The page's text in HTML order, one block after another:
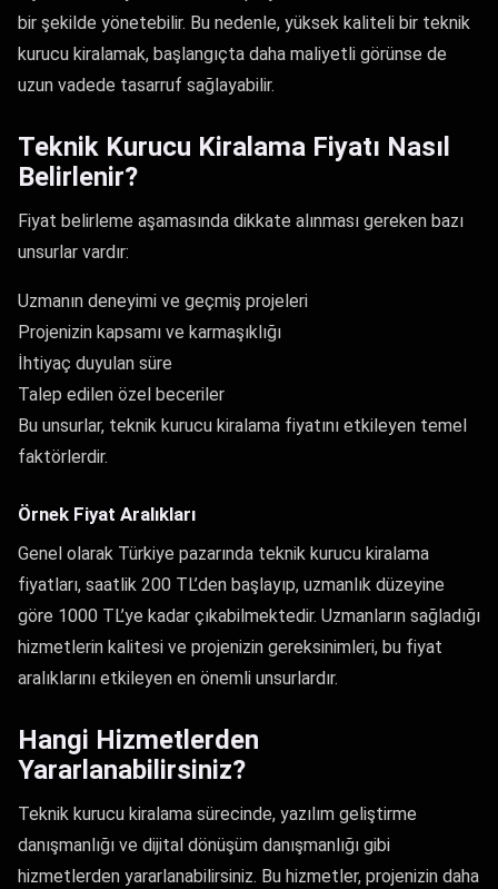
bir şekilde yönetebilir. Bu nedenle, yüksek kaliteli bir teknik
kurucu kiralamak, başlangıçta daha maliyetli görünse de
uzun vadede tasarruf sağlayabilir.
Teknik Kurucu Kiralama Fiyatı Nasıl
Belirlenir?
Fiyat belirleme aşamasında dikkate alınması gereken bazı
unsurlar vardır:
Uzmanın deneyimi ve geçmiş projeleri
Projenizin kapsamı ve karmaşıklığı
İhtiyaç duyulan süre
Talep edilen özel beceriler
Bu unsurlar, teknik kurucu kiralama fiyatını etkileyen temel
faktörlerdir.
Örnek Fiyat Aralıkları
Genel olarak Türkiye pazarında teknik kurucu kiralama
fiyatları, saatlik 200 TL’den başlayıp, uzmanlık düzeyine
göre 1000 TL’ye kadar çıkabilmektedir. Uzmanların sağladığı
hizmetlerin kalitesi ve projenizin gereksinimleri, bu fiyat
aralıklarını etkileyen en önemli unsurlardır.
Hangi Hizmetlerden
Yararlanabilirsiniz?
Teknik kurucu kiralama sürecinde, yazılım geliştirme
danışmanlığı ve dijital dönüşüm danışmanlığı gibi
hizmetlerden yararlanabilirsiniz. Bu hizmetler, projenizin daha